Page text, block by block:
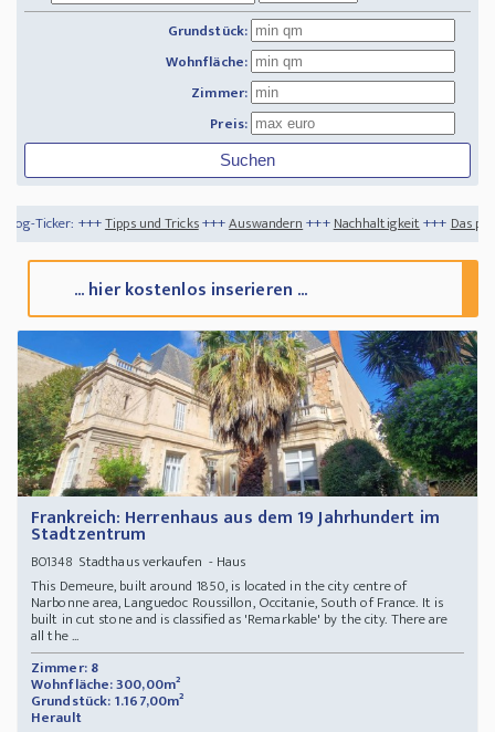
Grundstück:
Wohnfläche:
Zimmer:
Preis:
und Tricks+++Auswandern+++Nachhaltigkeit+++Das perfekte
... hier kostenlos inserieren ...
Frankreich: Herrenhaus aus dem 19 Jahrhundert im
Stadtzentrum
BO1348Stadthaus verkaufen - Haus
This Demeure, built around 1850, is located in the city centre of
Narbonne area, Languedoc Roussillon, Occitanie, South of France. It is
built in cut stone and is classified as 'Remarkable' by the city. There are
all the ...
Zimmer: 8
Wohnfläche: 300,00m²
Grundstück: 1.167,00m²
Herault